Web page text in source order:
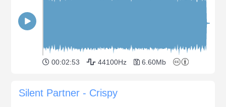
00:02:53 44100Hz 6.60Mb
Silent Partner - Crispy